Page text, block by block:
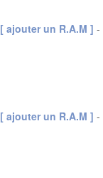
[ ajouter un R.A.M ] -
[ ajouter un R.A.M ] -